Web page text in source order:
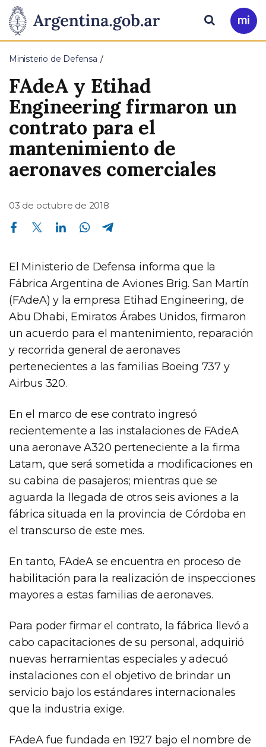
Presidencia
de
la
Nación
Pasar al contenido principal
Ir
a
Buscar
Ministerio de Defensa
FAdeA y Etihad
Engineering firmaron un
contrato para el
mantenimiento de
aeronaves comerciales
03 de octubre de 2018
Compartir en Facebook Compartir en Twitter Compartir en Linkedin Compartir en Whatsapp
El Ministerio de Defensa informa que la
Fábrica Argentina de Aviones Brig. San Martín
(FAdeA) y la empresa Etihad Engineering, de
Abu Dhabi, Emiratos Árabes Unidos, firmaron
un acuerdo para el mantenimiento, reparación
y recorrida general de aeronaves
pertenecientes a las familias Boeing 737 y
Airbus 320.
En el marco de ese contrato ingresó
recientemente a las instalaciones de FAdeA
una aeronave A320 perteneciente a la firma
Latam, que será sometida a modificaciones en
su cabina de pasajeros; mientras que se
aguarda la llegada de otros seis aviones a la
fábrica situada en la provincia de Córdoba en
el transcurso de este mes.
En tanto, FAdeA se encuentra en proceso de
habilitación para la realización de inspecciones
mayores a estas familias de aeronaves.
Para poder firmar el contrato, la fábrica llevó a
cabo capacitaciones de su personal, adquirió
nuevas herramientas especiales y adecuó
instalaciones con el objetivo de brindar un
servicio bajo los estándares internacionales
que la industria exige.
FAdeA fue fundada en 1927 bajo el nombre de